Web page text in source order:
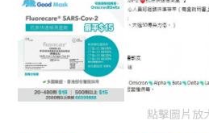
點擊圖片放